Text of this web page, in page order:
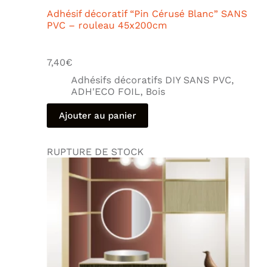
Adhésif décoratif “Pin Cérusé Blanc” SANS
PVC – rouleau 45x200cm
7,40€
Adhésifs décoratifs DIY SANS PVC,
ADH'ECO FOIL, Bois
Ajouter au panier
RUPTURE DE STOCK